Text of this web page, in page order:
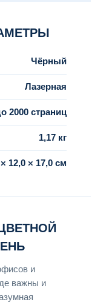
Чёрный
Лазерная
2000 страниц
1,17 кг
12,0 × 17,0 см
и
важны и